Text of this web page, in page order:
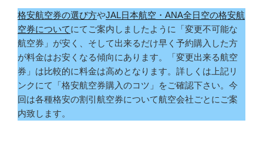
格安航空券の選び方やJAL日本航空・ANA全日空の格安航
空券についてにてご案内しましたように「変更不可能な
航空券」が安く、そして出来るだけ早く予約購入した方
が料金はお安くなる傾向にあります。「変更出来る航空
券」は比較的に料金は高めとなります。詳しくは上記リ
ンクにて「格安航空券購入のコツ」をご確認下さい。今
回は各種格安の割引航空券について航空会社ごとにご案
内致します。